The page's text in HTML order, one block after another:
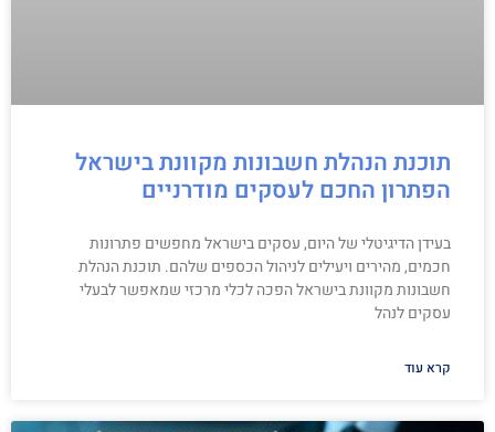
תוכנת הנהלת חשבונות מקוונת בישראל
הפתרון החכם לעסקים מודרניים
בעידן הדיגיטלי של היום, עסקים בישראל מחפשים פתרונות
חכמים, מהירים ויעילים לניהול הכספים שלהם. תוכנת הנהלת
חשבונות מקוונת בישראל הפכה לכלי מרכזי שמאפשר לבעלי
עסקים לנהל
קרא עוד